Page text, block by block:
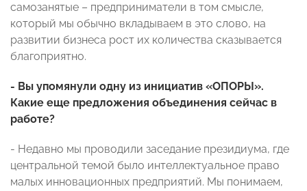
самозанятые – предприниматели в том смысле,
который мы обычно вкладываем в это слово, на
развитии бизнеса рост их количества сказывается
благоприятно.
- Вы упомянули одну из инициатив «ОПОРЫ».
Какие еще предложения объединения сейчас в
работе?
- Недавно мы проводили заседание президиума, где
центральной темой было интеллектуальное право
малых инновационных предприятий. Мы понимаем,